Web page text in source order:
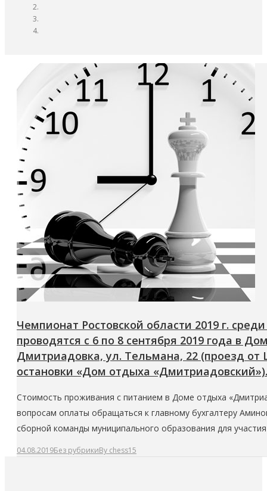
Чемпионат Ростовской области 2019 г.
проводятся с 6 по 8 сентября 2019 года в
Дмитриадовка, ул. Тельмана, 22 (проезд от
остановки «Дом отдыха «Дмитриадовский»).
Стоимость проживания с питанием в Доме отдыха
вопросам оплаты обращаться к главному бухгалтеру
сборной команды муниципального образования для
04.08.2019Без рубрикиBy chess15